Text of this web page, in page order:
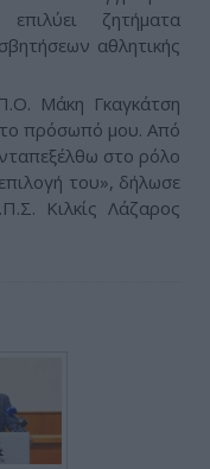
ζητήματα
αθλητικής
Μάκη Γκαγκάτση
πρόσωπό μου. Από
στο ρόλο
του», δήλωσε
Κιλκίς Λάζαρος